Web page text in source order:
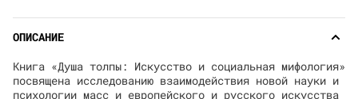
ОПИСАНИЕ
Книга «Душа толпы: Искусство и социальная мифология»
посвящена исследованию взаимодействия новой науки и
психологии масс и европейского и русского искусства